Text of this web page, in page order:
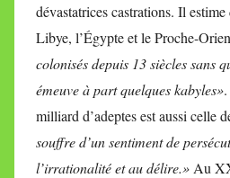
dévastatrices castrations. Il
Libye, l’Égypte et le Proche-
colonisés depuis 13 siècles sans
émeuve à part quelques kabyles»
milliard d’adeptes est aussi celle
souffre d’un sentiment de
l’irrationalité et au délire.» Au